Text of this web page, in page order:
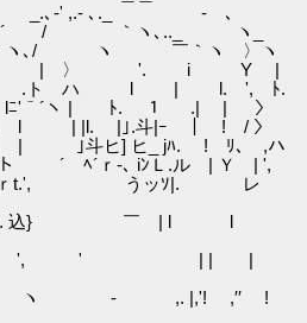
､._ ‐ 、
ヽ､.._ ヽ_
￣｀ヽ 〉ヽ
'. i Y |
l | l. ', ﾄ.
| ﾄ. １ .| | 〉
|｣.斗|ｰ ｜ ! / 〉
ヒ] ヒ_ jﾊ. ! ﾘ､ ,ハ
´ｒ‐､ iﾝＬ.ル | Ｙ | ',
ｒt.', うッｿ|. レ
込} ￣ | l l
| | |
|,'! ,′′ !